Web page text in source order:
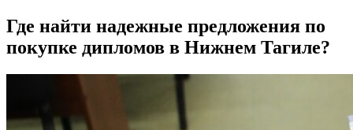
Где найти надежные предложения по
покупке дипломов в Нижнем Тагиле?